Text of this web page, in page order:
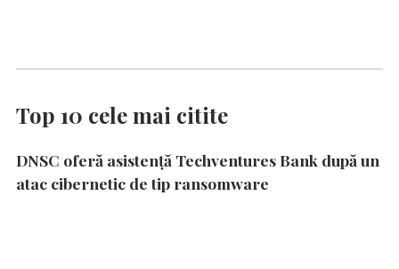
Top 10 cele mai citite
DNSC oferă asistență Techventures Bank după un
atac cibernetic de tip ransomware